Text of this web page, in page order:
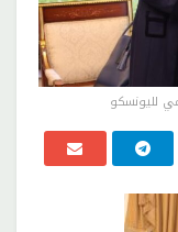
لليونسكو